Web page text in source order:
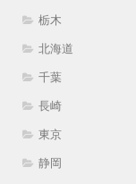
栃木
北海道
千葉
長崎
東京
静岡